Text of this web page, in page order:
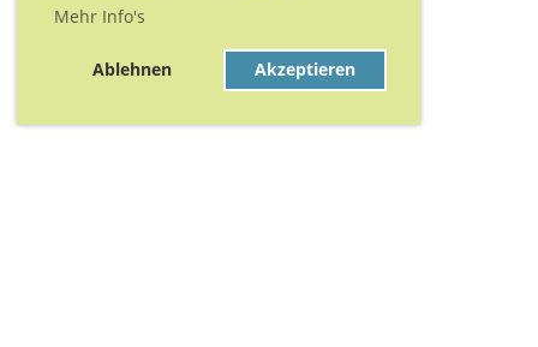
Mehr Info's
Ablehnen Akzeptieren